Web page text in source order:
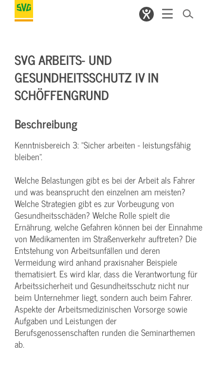
SVG ARBEITS- UND
GESUNDHEITSSCHUTZ IV IN
SCHÖFFENGRUND
Beschreibung
Kenntnisbereich 3: "Sicher arbeiten - leistungsfähig
bleiben".
Welche Belastungen gibt es bei der Arbeit als Fahrer
und was beansprucht den einzelnen am meisten?
Welche Strategien gibt es zur Vorbeugung von
Gesundheitsschäden? Welche Rolle spielt die
Ernährung, welche Gefahren können bei der Einnahme
von Medikamenten im Straßenverkehr auftreten? Die
Entstehung von Arbeitsunfällen und deren
Vermeidung wird anhand praxisnaher Beispiele
thematisiert. Es wird klar, dass die Verantwortung für
Arbeitssicherheit und Gesundheitsschutz nicht nur
beim Unternehmer liegt, sondern auch beim Fahrer.
Aspekte der Arbeitsmedizinischen Vorsorge sowie
Aufgaben und Leistungen der
Berufsgenossenschaften runden die Seminarthemen
ab.